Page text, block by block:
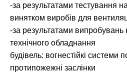
-за результатами тестування на
винятком виробів для
-за результатами випробувань
технічного обладнання
будівель: вогнестійкі системи
протипожежні заслінки